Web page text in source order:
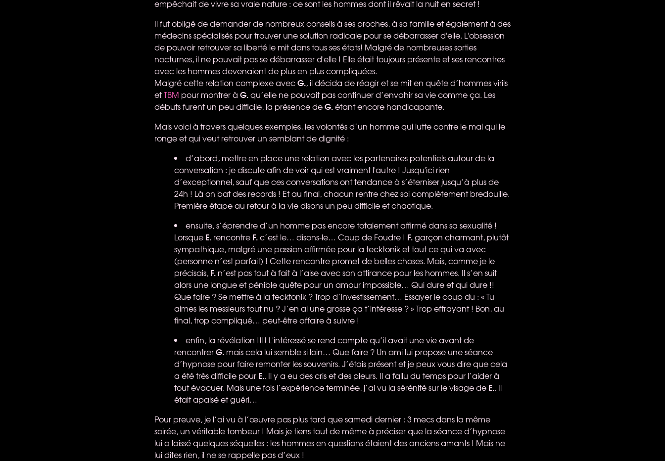
empêchait de vivre sa vraie nature : ce sont les hommes dont il rêvait la nuit en secret !
Il fut obligé de demander de nombreux conseils à ses proches, à sa famille et également à des
médecins spécialisés pour trouver une solution radicale pour se débarrasser d'elle. L'obsession
de pouvoir retrouver sa liberté le mit dans tous ses états! Malgré de nombreuses sorties
nocturnes, il ne pouvait pas se débarrasser d'elle ! Elle était toujours présente et ses rencontres
avec les hommes devenaient de plus en plus compliquées.
Malgré cette relation complexe avecG., il décida de réagir et se mit en quête d’hommes virils
etTBM pour montrer à G.qu’elle ne pouvait pas continuer d’envahir sa vie comme ça. Les
débuts furent un peu difficile, la présence deG.étant encore handicapante.
Mais voici à travers quelques exemples, les volontés d’un homme qui lutte contre le mal qui le
ronge et qui veut retrouver un semblant de dignité :
d’abord, mettre en place une relation avec les partenaires potentiels autour de la
conversation : je discute afin de voir qui est vraiment l'autre ! Jusqu'ici rien
d’exceptionnel, sauf que ces conversations ont tendance à s’éterniser jusqu’à plus de
24h ! Là on bat des records ! Et au final, chacun rentre chez soi complètement bredouille.
Première étape au retour à la vie disons un peu difficile et chaotique.
ensuite, s’éprendre d’un homme pas encore totalement affirmé dans sa sexualité !
Lorsque E. rencontre F.c’est le… disons-le… Coup de Foudre ! F.garçon charmant, plutôt
sympathique, malgré une passion affirmée pour la tecktonik et tout ce qui va avec
(personne n’est parfait) ! Cette rencontre promet de belles choses. Mais, comme je le
précisais, F. n’est pas tout à fait à l’aise avec son attirance pour les hommes. Il s’en suit
alors une longue et pénible quête pour un amour impossible… Qui dure et qui dure !!
Que faire ? Se mettre à la tecktonik ? Trop d’investissement… Essayer le coup du : « Tu
aimes les messieurs tout nu ? J’en ai une grosse ça t’intéresse ? » Trop effrayant ! Bon, au
final, trop compliqué… peut-être affaire à suivre !
enfin, la révélation !!!! L'intéressé se rend compte qu’il avait une vie avant de
rencontrerG. mais cela lui semble si loin… Que faire ? Un ami lui propose une séance
d’hypnose pour faire remonter les souvenirs. J’étais présent et je peux vous dire que cela
a été très difficile pour E.. Il y a eu des cris et des pleurs. Il a fallu du temps pour l’aider à
tout évacuer. Mais une fois l’expérience terminée, j’ai vu la sérénité sur le visage de E.. Il
était apaisé et guéri…
Pour preuve, je l’ai vu à l’œuvre pas plus tard que samedi dernier : 3 mecs dans la même
soirée, un véritable tombeur ! Mais je tiens tout de même à préciser que la séance d’hypnose
lui a laissé quelques séquelles : les hommes en questions étaient des anciens amants ! Mais ne
lui dites rien, il ne se rappelle pas d’eux !